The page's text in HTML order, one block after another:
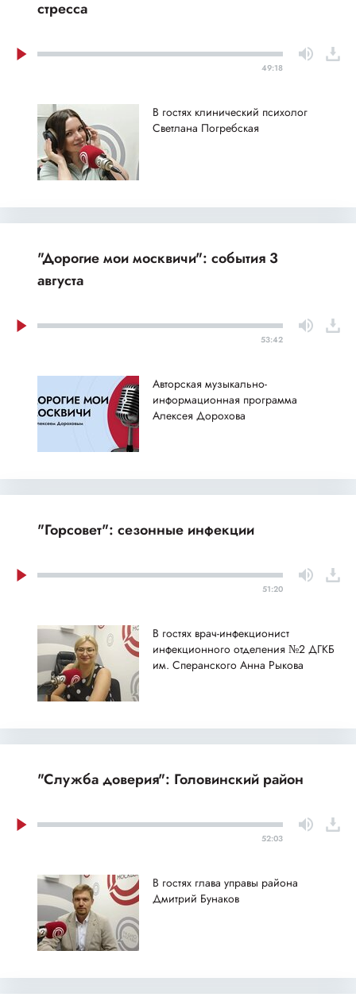
стресса
49:18
В гостях клинический психолог
Светлана Погребская
"Дорогие мои москвичи": события 3
августа
53:42
Авторская музыкально-
информационная программа
Алексея Дорохова
"Горсовет": сезонные инфекции
51:20
В гостях врач-инфекционист
инфекционного отделения №2 ДГКБ
им. Сперанского Анна Рыкова
"Служба доверия": Головинский район
52:03
В гостях глава управы района
Дмитрий Бунаков